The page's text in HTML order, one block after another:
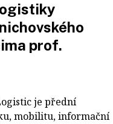
prof.
je přední
mobilitu, informační